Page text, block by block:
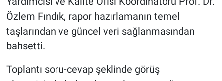
Özlem Fındık, rapor hazırlamanın temel
taşlarından ve güncel veri sağlanmasından
bahsetti.
Toplantı soru-cevap şeklinde görüş
Haberde İnsan